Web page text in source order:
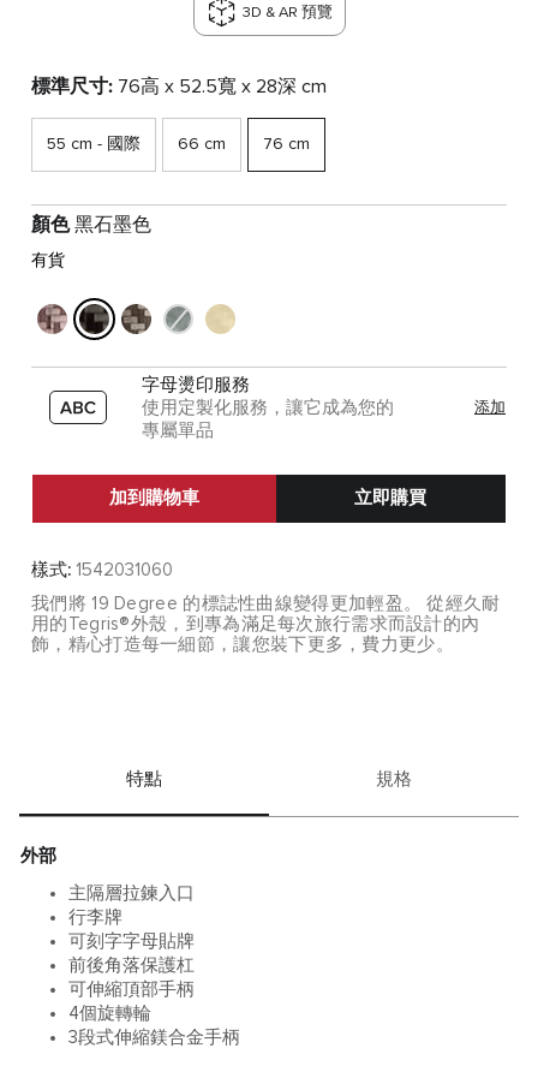
3D & AR 預覽
標準尺寸: 76高 x 52.5寬 x 28深 cm
55 cm - 國際 66 cm 76 cm
顏色 黑石墨色
有貨
字母燙印服務
使用定製化服務，讓它成為您的
專屬單品
添加
加到購物車 立即購買
樣式: 1542031060
我們將 19 Degree 的標誌性曲線變得更加輕盈。 從經久耐
用的Tegris®外殼，到專為滿足每次旅行需求而設計的內
飾，精心打造每一細節，讓您裝下更多，費力更少。
特點 規格
外部
主隔層拉鍊入口
行李牌
可刻字字母貼牌
前後角落保護杠
可伸縮頂部手柄
4個旋轉輪
3段式伸縮鎂合金手柄